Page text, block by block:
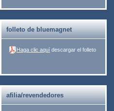
folleto de bluemagnet
Haga clic aquí descargar el folleto
afilia/revendedores